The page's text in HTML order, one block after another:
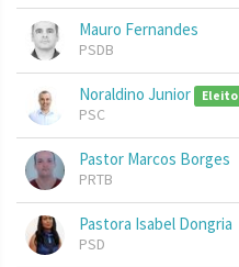
Mauro Fernandes
PSDB
Noraldino Junior Eleito
PSC
Pastor Marcos Borges
PRTB
Pastora Isabel Dongria
PSD